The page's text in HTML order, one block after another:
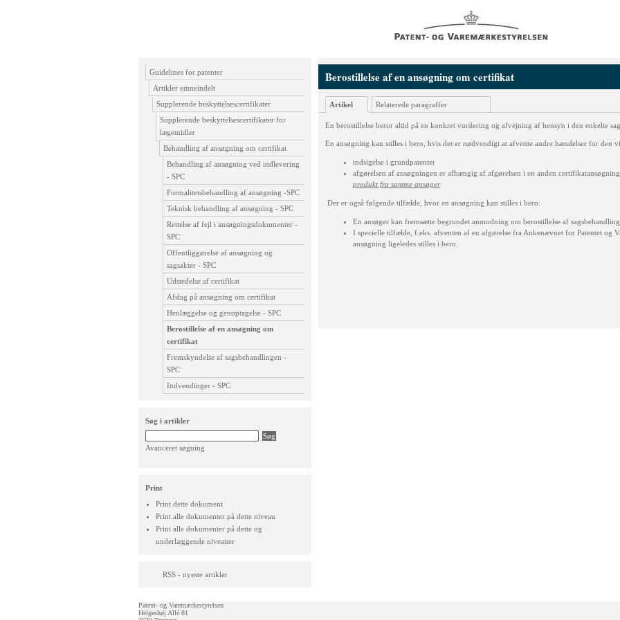
Guidelines for patenter
Artikler emneindelt
Supplerende beskyttelsescertifikater
Supplerende beskyttelsescertifikater for
lægemidler
Behandling af ansøgning om certifikat
Behandling af ansøgning ved indlevering
- SPC
Formalitetsbehandling af ansøgning -SPC
Teknisk behandling af ansøgning - SPC
Rettelse af fejl i ansøgningsdokumenter -
SPC
Offentliggørelse af ansøgning og
sagsakter - SPC
Udstedelse af certifikat
Afslag på ansøgning om certifikat
Henlæggelse og genoptagelse - SPC
Berostillelse af en ansøgning om
certifikat
Fremskyndelse af sagsbehandlingen -
SPC
Indvendinger - SPC
Søg i artikler
Avanceret søgning
Print
Print dette dokument
Print alle dokumenter på dette niveau
Print alle dokumenter på dette og
underlæggende niveauer
RSS - nyeste artikler
Berostillelse af en ansøgning om certifikat
Artikel Relaterede paragraffer
En berostillelse beror altid på en konkret vurdering og afvejning af hensyn i den enkelte sag.
En ansøgning kan stilles i bero, hvis det er nødvendigt at afvente andre hændelser for den
indsigelse i grundpatentet
afgørelsen af ansøgningen er afhængig af afgørelsen i en anden
produkt fra samme ansøger
Der er også følgende tilfælde, hvor en ansøgning kan stilles i bero:
En ansøger kan fremsætte begrundet anmodning om berostillelse af
I specielle tilfælde, f.eks. afventen af en afgørelse fra Ankenævnet for Patentet og
ansøgning ligeledes stilles i bero.
Patent- og Varemærkestyrelsen
Helgeshøj Allé 81